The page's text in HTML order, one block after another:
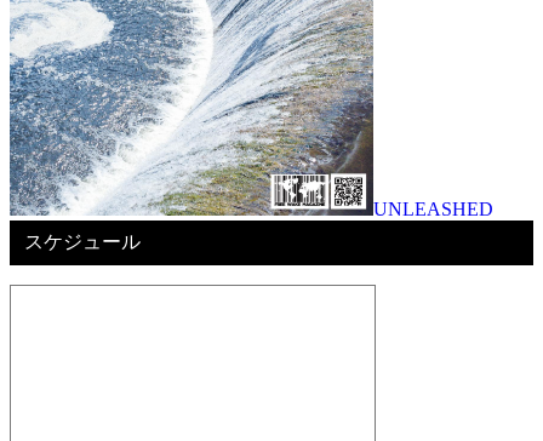
UNLEASHED
スケジュール